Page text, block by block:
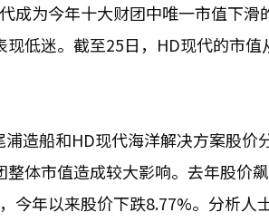
成为今年十大财团中唯一市值下
低迷。截至25日，HD现代的市
造船和HD现代海洋解决方案股
体市值造成较大影响。去年股价
今年以来股价下跌8.77%。分析